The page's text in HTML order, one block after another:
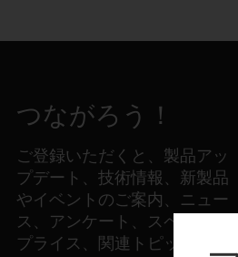
つながろう！
ご登録いただくと、製品アッ
プデート、技術情報、新製品
やイベントのご案内、ニュー
ス、アンケート、スペシャル
プライス、関連トピックな